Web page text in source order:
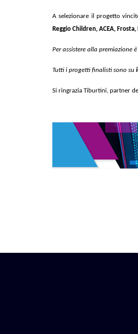
A selezionare il progetto
Reggio Children, ACEA,
Per assistere alla premiazione
Tutti i progetti finalisti sono su
Si ringrazia Tiburtini, partner